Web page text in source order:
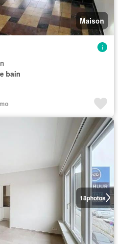
Maison
bain
18photos